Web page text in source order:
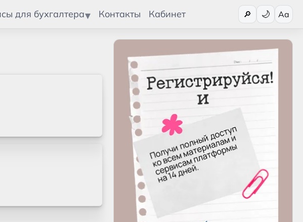
для бухгалтера Контакты Кабинет 🔎 Aa